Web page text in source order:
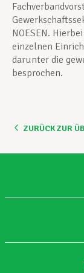
NOESEN.
einzelnen
darunter die
besprochen.
ZURÜCK ZUR